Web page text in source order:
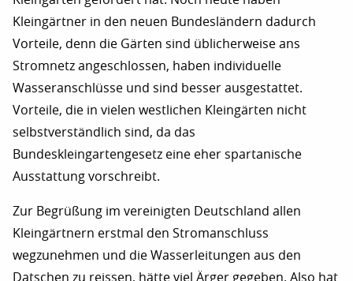
Kleingärtner in den neuen Bundesländern dadurch
Vorteile, denn die Gärten sind üblicherweise ans
Stromnetz angeschlossen, haben individuelle
Wasseranschlüsse und sind besser ausgestattet.
Vorteile, die in vielen westlichen Kleingärten nicht
selbstverständlich sind, da das
Bundeskleingartengesetz eine eher spartanische
Ausstattung vorschreibt.
Zur Begrüßung im vereinigten Deutschland allen
Kleingärtnern erstmal den Stromanschluss
wegzunehmen und die Wasserleitungen aus den
Datschen zu reissen, hätte viel Ärger gegeben. Also hat